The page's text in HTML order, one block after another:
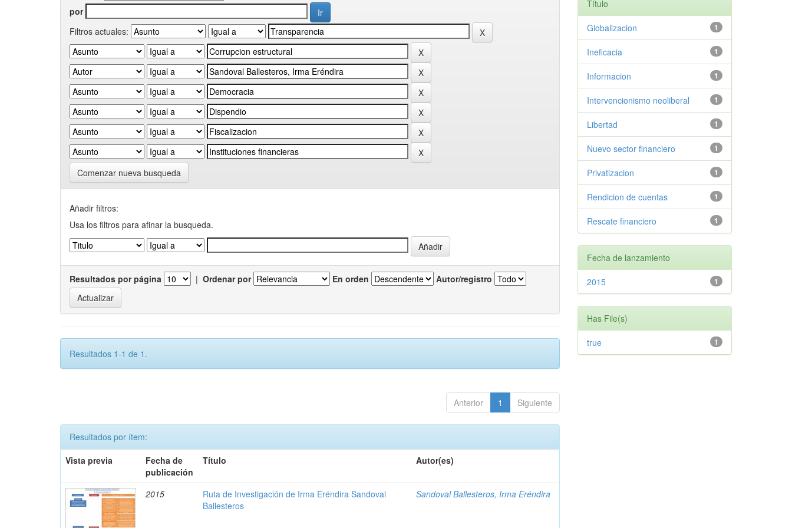
por
Filtros actuales:
Comenzar nueva busqueda
Añadir filtros:
Usa los filtros para afinar la busqueda.
Resultados por página | Ordenar por En orden Autor/registro
Resultados 1-1 de 1.
Anterior 1 Siguiente
Resultados por ítem:
Vista previa
Fecha de
publicación
Título Autor(es)
2015
Ruta de Investigación de Irma Eréndira Sandoval
Ballesteros
Sandoval Ballesteros, Irma Eréndira
Título
1
Globalizacion
1
Ineficacia
1
Informacion
1
Intervencionismo neoliberal
1
Libertad
1
Nuevo sector financiero
1
Privatizacion
1
Rendicion de cuentas
1
Rescate financiero
Fecha de lanzamiento
1
2015
Has File(s)
1
true